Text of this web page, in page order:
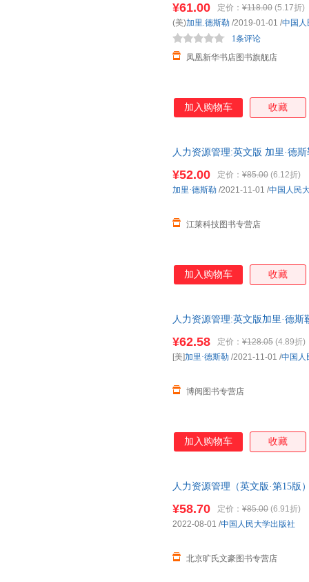
¥61.00 定价： ¥118.00 (5.17折)
凤凰新华书店图书旗舰店
1条评论
(美)加里.德斯勒 /2019-01-01 /中国人
加入购物车 收藏
人力资源管理:英文版 加里·德
¥52.00 定价： ¥85.00 (6.12折)
江莱科技图书专营店
加里·德斯勒 /2021-11-01 /中国人民
加入购物车 收藏
人力资源管理:英文版加里·德斯
¥62.58 定价： ¥128.05 (4.89折)
博阅图书专营店
[美]加里·德斯勒 /2021-11-01 /中国人
加入购物车 收藏
人力资源管理（英文版·第15版
¥58.70 定价： ¥85.00 (6.91折)
北京旷氏文豪图书专营店
2022-08-01 /中国人民大学出版社